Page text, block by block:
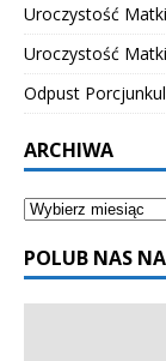
Uroczystość
Uroczystość
Odpust
ARCHIWA
POLUB NAS